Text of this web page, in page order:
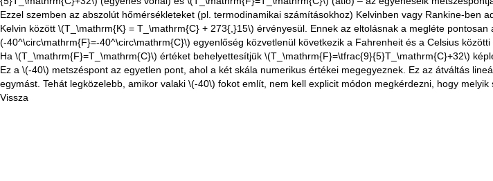
Ezzel szemben az abszolút hőmérsékleteket (pl. termodinamikai számításokhoz) Kelvinben vagy Rankine-
Kelvin között \(T_\mathrm{K} = T_\mathrm{C} + 273{,}15\) érvényesül. Ennek az eltolásnak a megléte
(-40^\circ\mathrm{F}=-40^\circ\mathrm{C}\) egyenlőség közvetlenül következik a Fahrenheit és a Celsius
Ha \(T_\mathrm{F}=T_\mathrm{C}\) értéket behelyettesítjük \(T_\mathrm{F}=\tfrac{9}{5}T_\mathrm{C}+32\)
Ez a \(-40\) metszéspont az egyetlen pont, ahol a két skála numerikus értékei megegyeznek. Ez az átváltás
egymást. Tehát legközelebb, amikor valaki \(-40\) fokot említ, nem kell explicit módon megkérdezni, hogy melyik
Vissza